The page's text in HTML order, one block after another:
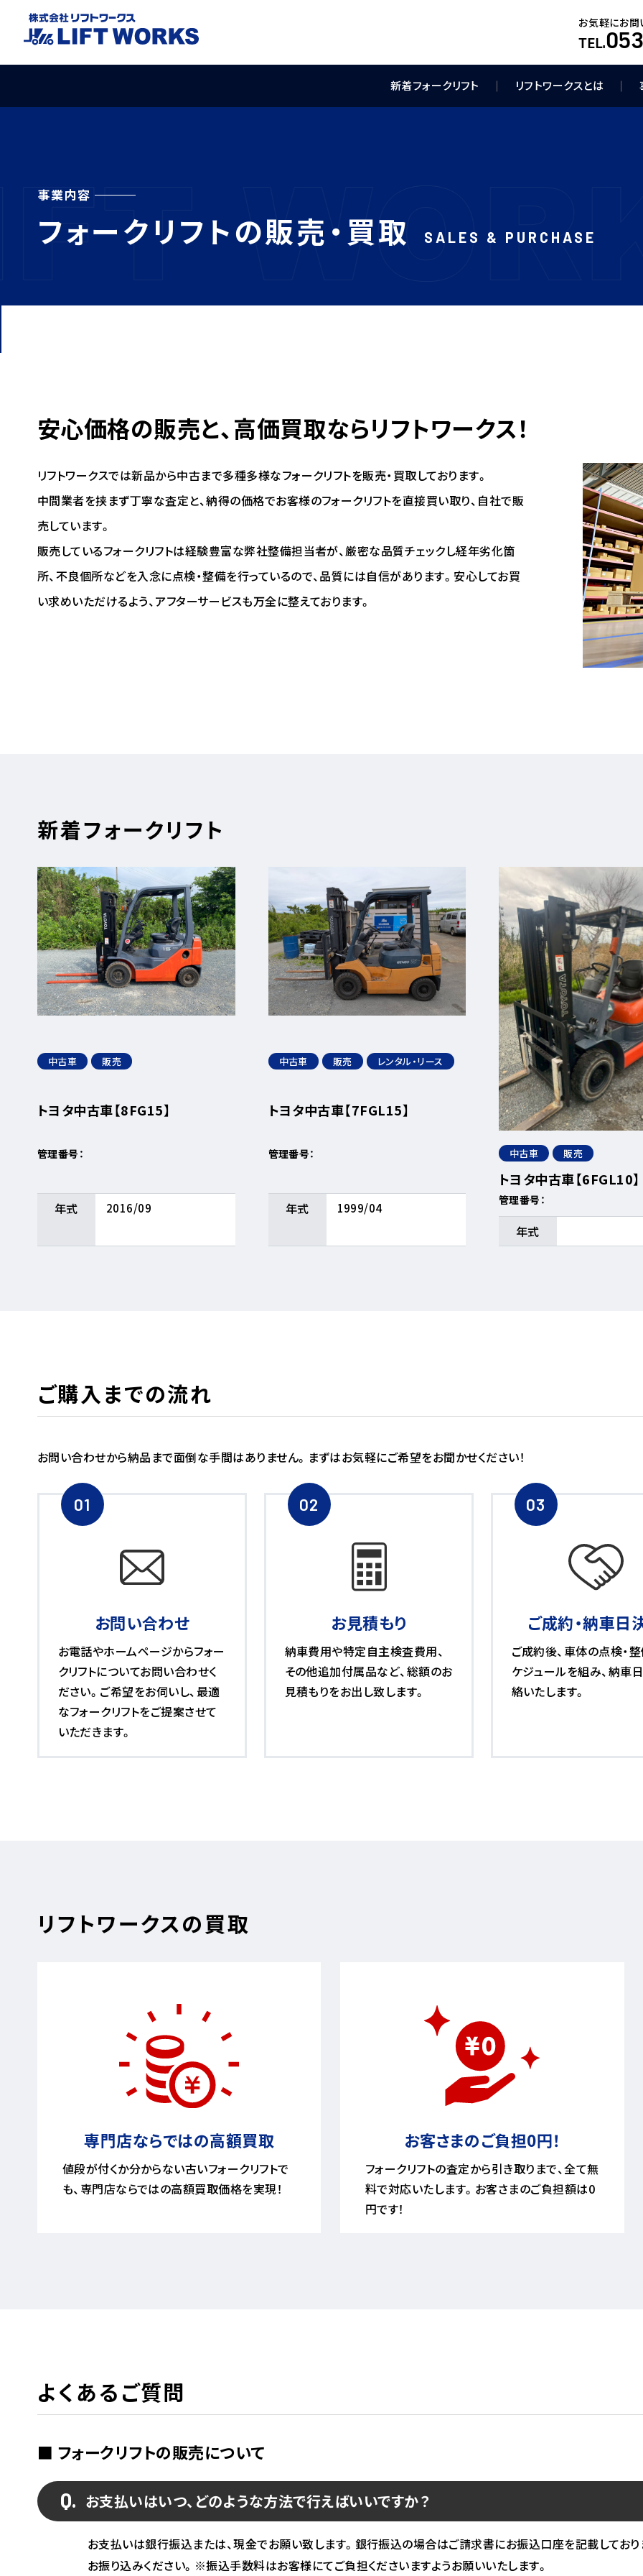
お気軽にお問
TEL.
新着フォークリフト リフトワークスとは
事業内容
フォークリフトの販売・買取 SALES & PURCHASE
安心価格の販売と、高価買取ならリフトワークス！
リフトワークスでは新品から中古まで多種多様なフォークリフトを販売・買取しております。
中間業者を挟まず丁寧な査定と、納得の価格でお客様のフォークリフトを直接買い取り、自社で販
売しています。
販売しているフォークリフトは経験豊富な弊社整備担当者が、厳密な品質チェックし経年劣化箇
所、不良個所などを入念に点検・整備を行っているので、品質には自信があります。安心してお買
い求めいただけるよう、アフターサービスも万全に整えております。
新着フォークリフト
中古車 販売
トヨタ中古車【8FG15】
管理番号：
年式 2016/09
中古車 販売 レンタル・リース
トヨタ中古車【7FGL15】
管理番号：
年式 1999/04
中古車 販売
トヨタ中古車【6FGL10】
管理番号：
年式
ご購入までの流れ
お問い合わせから納品まで面倒な手間はありません。まずはお気軽にご希望をお聞かせください！
01
お問い合わせ
お電話やホームページからフォー
クリフトについてお問い合わせく
ださい。ご希望をお伺いし、最適
なフォークリフトをご提案させて
いただきます。
02
お見積もり
納車費用や特定自主検査費用、
その他追加付属品など、総額のお
見積もりをお出し致します。
03
ご成約・納車日
ご成約後、車体の点検・
ケジュールを組み、納車
絡いたします。
リフトワークスの買取
専門店ならではの高額買取
値段が付くか分からない古いフォークリフトで
も、専門店ならではの高額買取価格を実現！
お客さまのご負担0円！
フォークリフトの査定から引き取りまで、全て無
料で対応いたします。お客さまのご負担額は0
円です！
よくあるご質問
■ フォークリフトの販売について
お支払いはいつ、どのような方法で行えばいいですか？
お支払いは銀行振込または、現金でお願い致します。銀行振込の場合はご請求書にお振込口座を記載してお
お振り込みください。※振込手数料はお客様にてご負担くださいますようお願いいたします。